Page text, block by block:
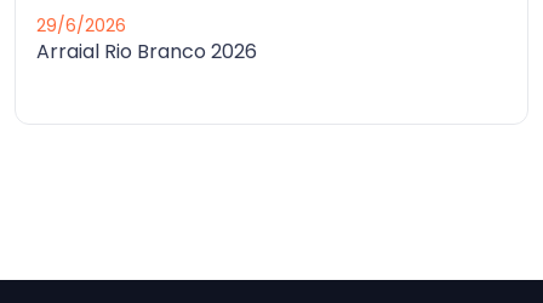
29/6/2026
Arraial Rio Branco 2026